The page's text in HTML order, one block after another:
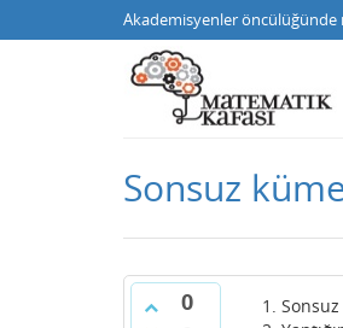
Akademisyenler
Sonsuz
0